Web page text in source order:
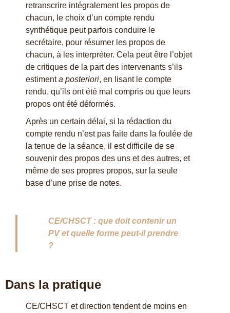
retranscrire intégralement les propos de
chacun, le choix d’un compte rendu
synthétique peut parfois conduire le
secrétaire, pour résumer les propos de
chacun, à les interpréter. Cela peut être l’objet
de critiques de la part des intervenants s’ils
estimenta posteriori, en lisant le compte
rendu, qu’ils ont été mal compris ou que leurs
propos ont été déformés.
Après un certain délai, si la rédaction du
compte rendu n’est pas faite dans la foulée de
la tenue de la séance, il est difficile de se
souvenir des propos des uns et des autres, et
même de ses propres propos, sur la seule
base d’une prise de notes.
CE/CHSCT : que doit contenir un
PV et quelle forme peut-il prendre
?
Dans la pratique
CE/CHSCT et direction tendent de moins en